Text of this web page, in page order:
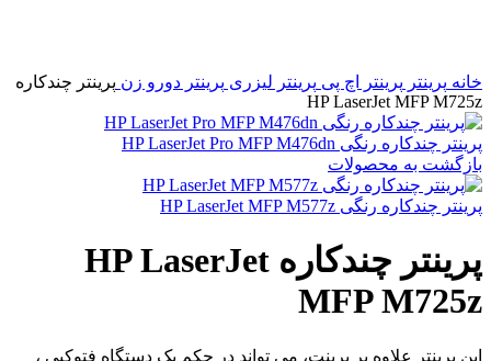
خانه پرینتر پرینتر اچ پی پرینتر لیزری پرینتر دورو زن پرینتر چندکاره
HP LaserJet MFP M725z
پرینتر چندکاره رنگی HP LaserJet Pro MFP M476dn
بازگشت به محصولات
پرینتر چندکاره رنگی HP LaserJet MFP M577z
پرینتر چندکاره HP LaserJet
MFP M725z
این پرینتر علاوه بر پرینت، می تواند در حکم یک دستگاه فتوکپی ،